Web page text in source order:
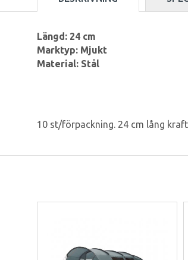
Längd: 24 cm
Marktyp: Mjukt
Material: Stål
10 st/förpackning. 24 cm lång